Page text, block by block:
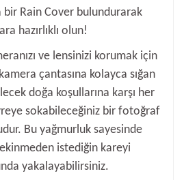
bir Rain Cover bulundurarak
hazırlıklı olun!
ve lensinizi korumak için
çantasına kolayca sığan
doğa koşullarına karşı her
sokabileceğiniz bir fotoğraf
Bu yağmurluk sayesinde
istediğin kareyi
yakalayabilirsiniz.